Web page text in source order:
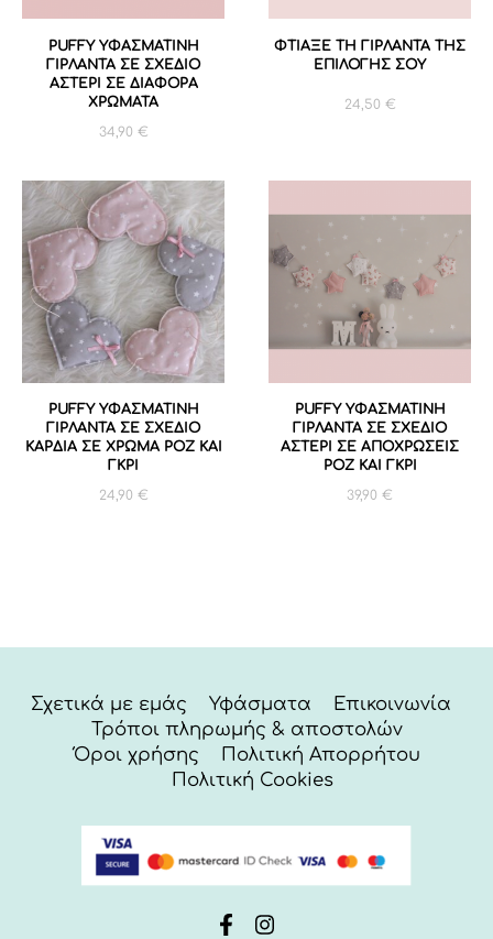
PUFFY ΥΦΑΣΜΑΤΙΝΗ
ΓΙΡΛΑΝΤΑ ΣΕ ΣΧΕΔΙΟ
ΑΣΤΕΡΙ ΣΕ ΔΙΑΦΟΡΑ
ΧΡΩΜΑΤΑ
34,90 €
ΦΤΙΑΞΕ ΤΗ ΓΙΡΛΑΝΤΑ ΤΗΣ
ΕΠΙΛΟΓΗΣ ΣΟΥ
24,50 €
PUFFY ΥΦΑΣΜΑΤΙΝΗ
ΓΙΡΛΑΝΤΑ ΣΕ ΣΧΕΔΙΟ
ΚΑΡΔΙΑ ΣΕ ΧΡΩΜΑ ΡΟΖ ΚΑΙ
ΓΚΡΙ
24,90 €
PUFFY ΥΦΑΣΜΑΤΙΝΗ
ΓΙΡΛΑΝΤΑ ΣΕ ΣΧΕΔΙΟ
ΑΣΤΕΡΙ ΣΕ ΑΠΟΧΡΩΣΕΙΣ
ΡΟΖ ΚΑΙ ΓΚΡΙ
39,90 €
Σχετικά με εμάς Υφάσματα
Επικοινωνία
Τρόποι πληρωμής & αποστολών
Όροι χρήσης
Πολιτική Απορρήτου
Πολιτική Cookies